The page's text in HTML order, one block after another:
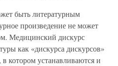
быть литературным
произведение не может
Медицинский дискурс
как «дискурса дискурсов»
котором устанавливаются и